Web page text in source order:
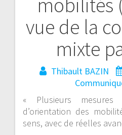
vue de la
mixte
Thibault BAZIN
«
Plusieurs mesures
d’orientation des
sens, avec de réelles